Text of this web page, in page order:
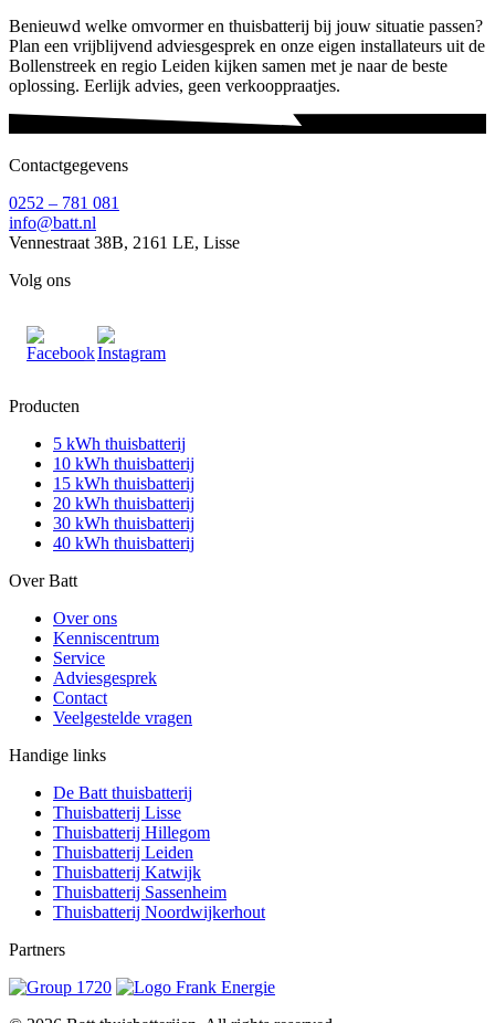
Benieuwd welke omvormer en thuisbatterij bij jouw situatie passen?
Plan een vrijblijvend adviesgesprek en onze eigen installateurs uit de
Bollenstreek en regio Leiden kijken samen met je naar de beste
oplossing. Eerlijk advies, geen verkooppraatjes.
Contactgegevens
0252 – 781 081
info@batt.nl
Vennestraat 38B, 2161 LE, Lisse
Volg ons
Producten
5 kWh thuisbatterij
10 kWh thuisbatterij
15 kWh thuisbatterij
20 kWh thuisbatterij
30 kWh thuisbatterij
40 kWh thuisbatterij
Over Batt
Over ons
Kenniscentrum
Service
Adviesgesprek
Contact
Veelgestelde vragen
Handige links
De Batt thuisbatterij
Thuisbatterij Lisse
Thuisbatterij Hillegom
Thuisbatterij Leiden
Thuisbatterij Katwijk
Thuisbatterij Sassenheim
Thuisbatterij Noordwijkerhout
Partners